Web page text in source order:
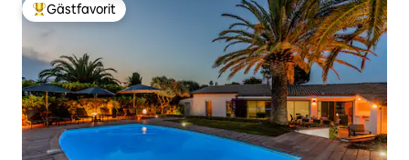
Populär gästfavorit
Gästfavorit